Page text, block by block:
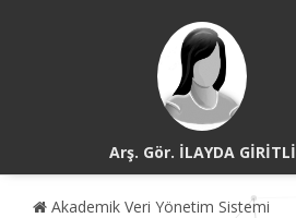
Arş. Gör. İLAYDA GİRİTLİ
Akademik Veri Yönetim Sistemi